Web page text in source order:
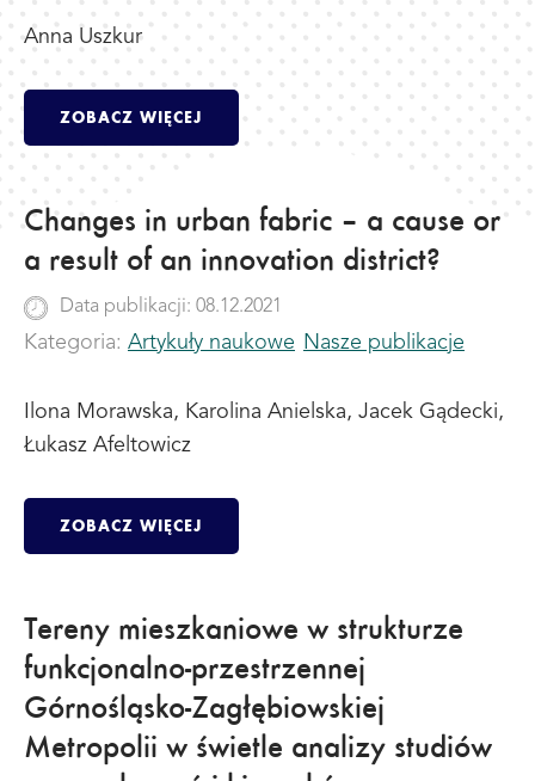
Anna Uszkur
ZOBACZ WIĘCEJ
Changes in urban fabric – a cause or
a result of an innovation district?
Data publikacji: 08.12.2021
Kategoria: Artykuły naukowe Nasze publikacje
Ilona Morawska, Karolina Anielska, Jacek Gądecki,
Łukasz Afeltowicz
ZOBACZ WIĘCEJ
Tereny mieszkaniowe w strukturze
funkcjonalno-przestrzennej
Górnośląsko-Zagłębiowskiej
Metropolii w świetle analizy studiów